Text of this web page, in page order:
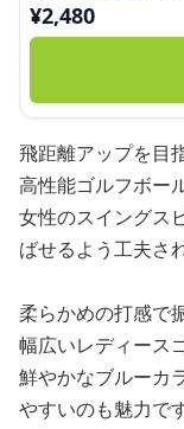
¥2,480
飛距離アップを目
高性能ゴルフボー
女性のスイングス
ばせるよう工夫さ
柔らかめの打感で
幅広いレディース
鮮やかなブルーカ
やすいのも魅力です